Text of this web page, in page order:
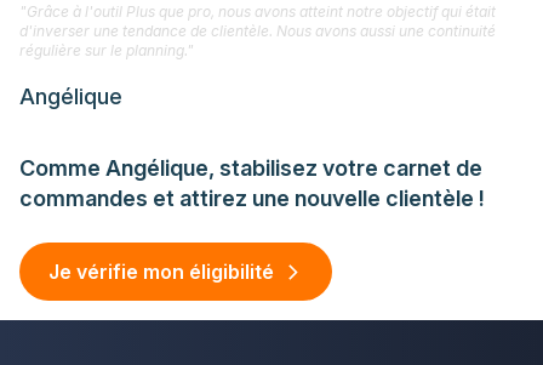
Comme Angélique, stabilisez votre carnet de
commandes et attirez une nouvelle clientèle !
Je vérifie mon éligibilité
"Grâce à l'outil Plus que pro, nous avons atteint notre objectif qui était
d'inverser une tendance de clientèle. Nous avons aussi une continuité
régulière sur le planning."
Angélique